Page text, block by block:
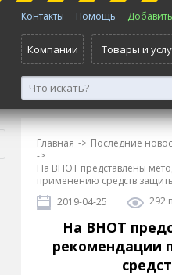
Контакты Помощь
Компании Товары и
Главная -> Последние
->
На ВНОТ представлены
применению средств
2019-04-25
292
На ВНОТ
рекомендации